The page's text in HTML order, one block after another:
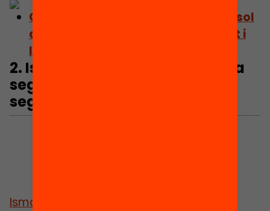
Consulta el capítol: “L’escola bressol
a Catalunya, entre la universalitat i
la gratuïtat”
2. Ismael Blanco: Com afecta la
segregació urbana a la
segregació educativa?
Ismael Blanco